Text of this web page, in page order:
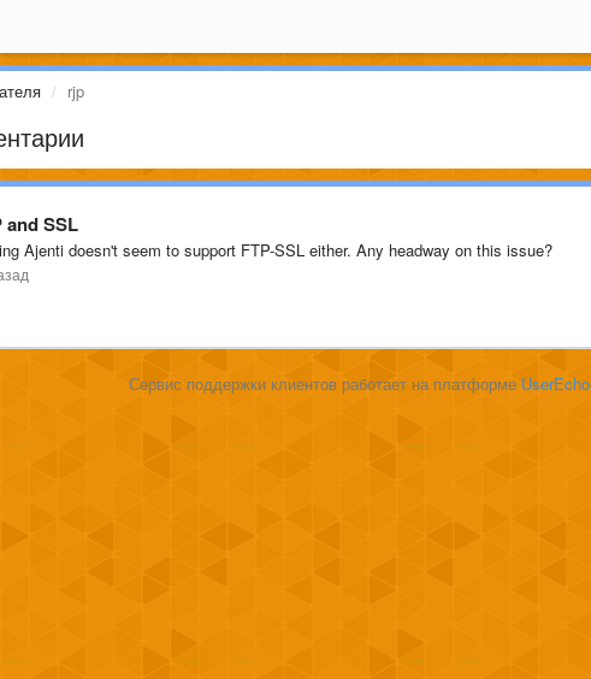
rjp
and SSL
Ajenti doesn't seem to support FTP-SSL either. Any headway on this issue?
Сервис поддержки клиентов работает на платформе UserEcho